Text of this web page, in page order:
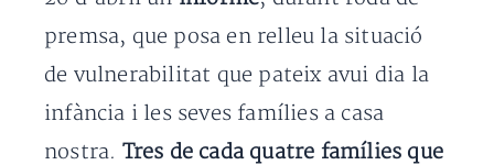
premsa, que posa en relleu la situació
de vulnerabilitat que pateix avui dia la
infància i les seves famílies a casa
nostra. Tres de cada quatre famílies que